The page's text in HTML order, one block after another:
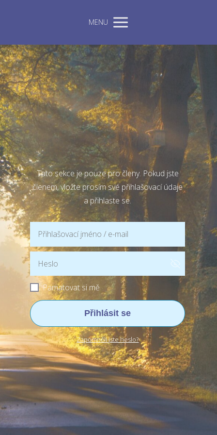
MENU
Tato sekce je pouze pro členy. Pokud jste
členem, vložte prosím své přihlašovací údaje
a přihlaste se.
Pamatovat si mě
Přihlásit se
Zapomněli jste heslo?